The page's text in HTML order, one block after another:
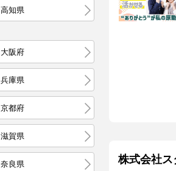
高知県
大阪府
兵庫県
京都府
滋賀県
奈良県 株式会社ス